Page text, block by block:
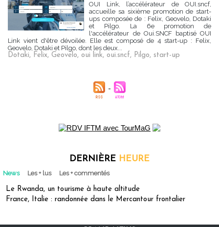
OUI Link, l’accélérateur de OUI.sncf,
accueille sa sixième promotion de start-
ups composée de : Felix, Geovelo, Dotaki
et Pilgo. La 6e promotion de
l'accélérateur de Oui.SNCF baptisé OUI
Link vient d'être dévoilée. Elle est composé de 4 start-up : Felix,
Geovelo, Dotaki et Pilgo, dont les deux...
Dotaki, Felix, Geovelo, oui link, oui.sncf, Pilgo, start-up
DERNIÈRE HEURE
News Les + lus Les + commentés
Le Rwanda, un tourisme à haute altitude
France, Italie : randonnée dans le Mercantour frontalier